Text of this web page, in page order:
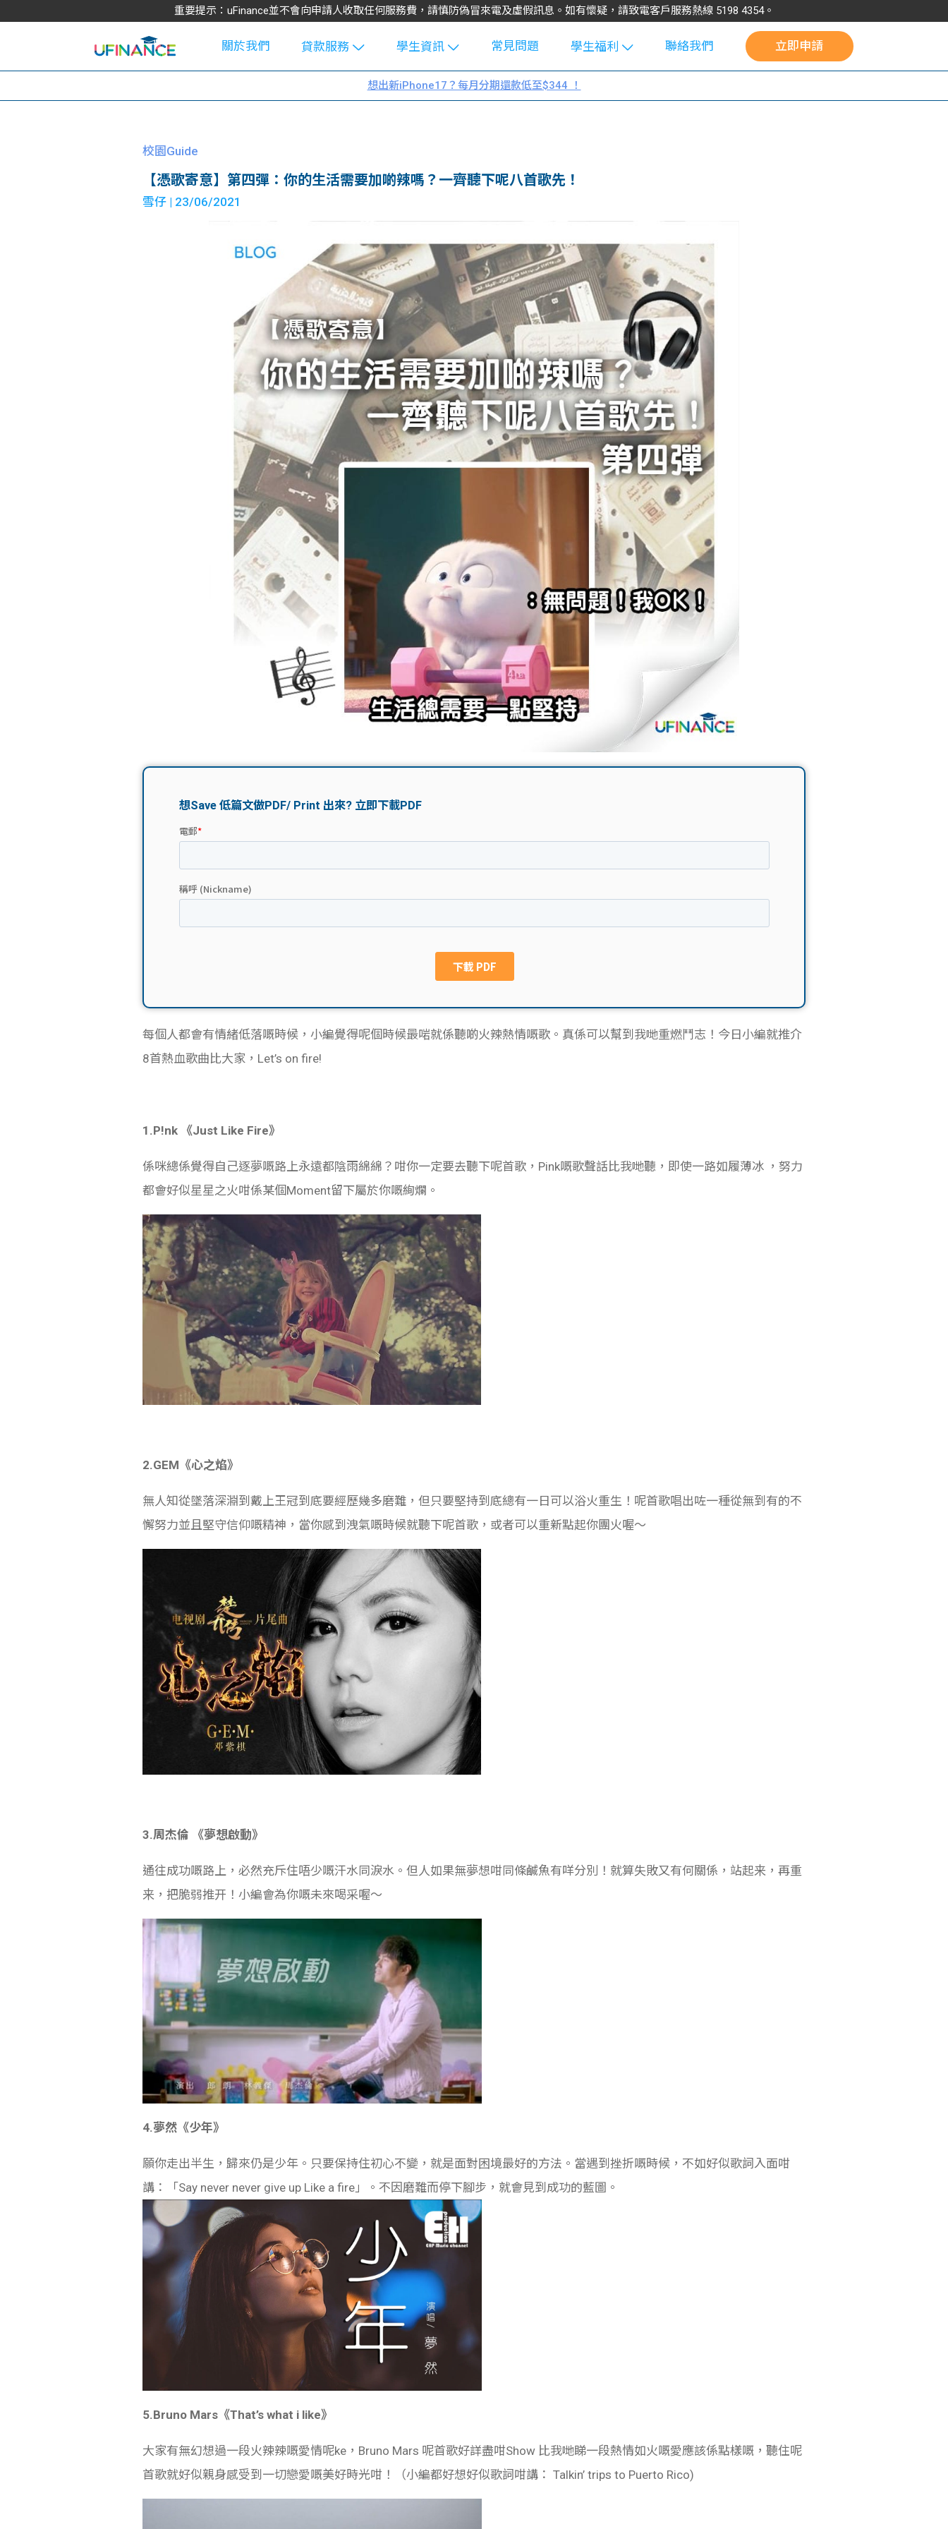
重要提示：uFinance並不會向申請人收取任何服務費，請慎防偽冒來電及虛假訊息。如有懷疑，請致電客戶服務熱線 5198 4354。
關於我們
貸款服務
學生貸款
大學生學費
機
網上私人貸
款
貸款計數
機
學生資訊
Blog
大專生筍
Exchang
Guide
理財
Guide
學生貸款
101
常見問題
學生福利
uFinance 校
園贊助
聯絡我們 立即申請
想出新iPhone17？每月分期還款低至$344 ！
校園Guide
【憑歌寄意】第四彈：你的生活需要加啲辣嗎？一齊聽下呢八首歌先！
雪仔 | 23/06/2021
每個人都會有情緒低落嘅時候，小編覺得呢個時候最啱就係聽啲火辣熱情嘅歌。真係可以幫到我哋重燃鬥志！今日小編就推介
8首熱血歌曲比大家，Let’s on fire!
1.P!nk 《Just Like Fire》
係咪總係覺得自己逐夢嘅路上永遠都陰雨綿綿？咁你一定要去聽下呢首歌， Pink嘅歌聲話比我哋聽，即使一路如履薄冰 ，努力
都會好似星星之火咁係某個Moment留下屬於你嘅絢爛。
2.GEM《心之焰》
無人知從墜落深淵到戴上王冠到底要經歷幾多磨難，但只要堅持到底總有一日可以浴火重生！呢首歌唱出咗一種從無到有的不
懈努力並且堅守信仰嘅精神，當你感到洩氣嘅時候就聽下呢首歌，或者可以重新點起你團火喔～
3.周杰倫 《夢想啟動》
通往成功嘅路上，必然充斥住唔少嘅汗水同淚水。但人如果無夢想咁同條鹹魚有咩分別！就算失敗又有何關係，站起来，再重
来，把脆弱推开！小編會為你嘅未來喝采喔～
4.夢然《少年》
願你走出半生，歸來仍是少年。只要保持住初心不變，就是面對困境最好的方法。當遇到挫折嘅時候，不如好似歌詞入面咁
講：「Say never never give up Like a fire」。不因磨難而停下腳步，就會見到成功的藍圖。
5.Bruno Mars《That’s what i like》
大家有無幻想過一段火辣辣嘅愛情呢ke，Bruno Mars 呢首歌好詳盡咁Show 比我哋睇一段熱情如火嘅愛應該係點樣嘅，聽住呢
首歌就好似親身感受到一切戀愛嘅美好時光咁！（小編都好想好似歌詞咁講： Talkin’ trips to Puerto Rico)